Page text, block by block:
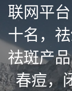
联网平
十名，
祛斑产
春痘，